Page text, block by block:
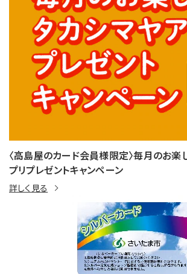
〈高島屋のカード会員様限定〉毎月のお楽
プリプレゼントキャンペーン
詳しく見る